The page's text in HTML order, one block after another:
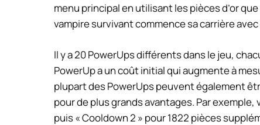
menu principal en utilisant les pièces d’or
vampire survivant commence sa carrière
Il y a 20 PowerUps différents dans le jeu,
PowerUp a un coût initial qui augmente à
plupart des PowerUps peuvent également
pour de plus grands avantages. Par
puis « Cooldown 2 » pour 1822 pièces